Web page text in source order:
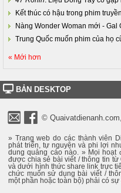
Kết thúc có hậu trong phim
Nàng Wonder Woman mới - Gal
Trung Quốc muốn phim của họ
« Mới hơn
BẢN DESKTOP
©
» Trang web do các thành viên
phát triển, tự nguyện và phi lợi
dung quảng cáo nào. » Mọi hoạt
được chia sẻ bài viết / thông tin
và dưới hình thức share link trực
chức muốn sử dụng bài viết /
một phần hoặc toàn bộ) phải có sự